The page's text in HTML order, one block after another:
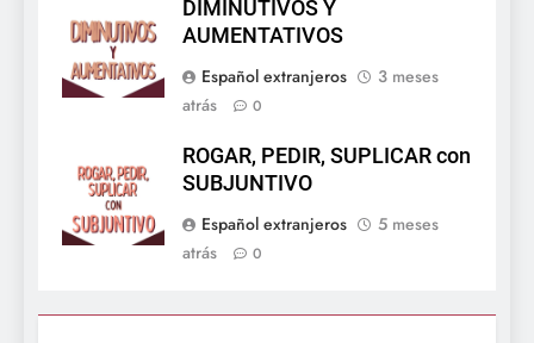
DIMINUTIVOS Y
AUMENTATIVOS
Español extranjeros
3 meses
atrás
0
ROGAR, PEDIR, SUPLICAR con
SUBJUNTIVO
Español extranjeros
5 meses
atrás
0